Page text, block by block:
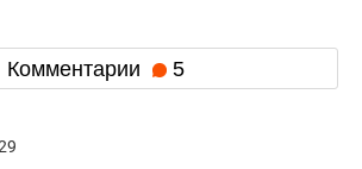
Комментарии 5